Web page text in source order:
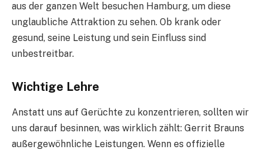
aus der ganzen Welt besuchen Hamburg, um diese
unglaubliche Attraktion zu sehen. Ob krank oder
gesund, seine Leistung und sein Einfluss sind
unbestreitbar.
Wichtige Lehre
Anstatt uns auf Gerüchte zu konzentrieren, sollten wir
uns darauf besinnen, was wirklich zählt: Gerrit Brauns
außergewöhnliche Leistungen. Wenn es offizielle